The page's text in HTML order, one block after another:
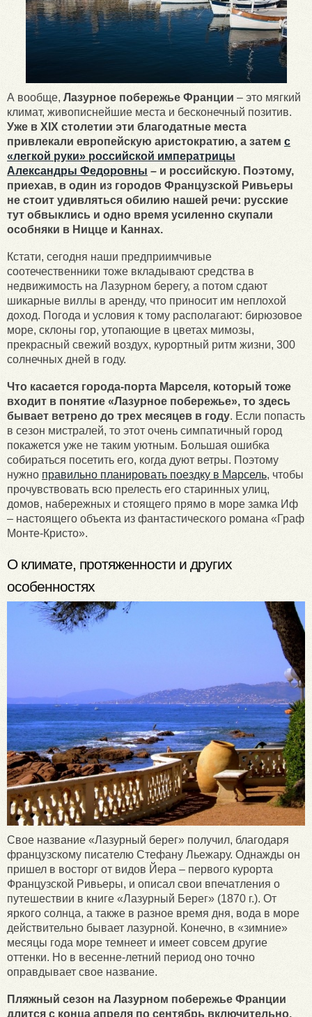
А вообще, Лазурное побережье Франции – это мягкий
климат, живописнейшие места и бесконечный позитив.
Уже в XIX столетии эти благодатные места
привлекали европейскую аристократию, а затем с
«легкой руки» российской императрицы
Александры Федоровны – и российскую. Поэтому,
приехав, в один из городов Французской Ривьеры
не стоит удивляться обилию нашей речи: русские
тут обвыклись и одно время усиленно скупали
особняки в Ницце и Каннах.
Кстати, сегодня наши предприимчивые
соотечественники тоже вкладывают средства в
недвижимость на Лазурном берегу, а потом сдают
шикарные виллы в аренду, что приносит им неплохой
доход. Погода и условия к тому располагают: бирюзовое
море, склоны гор, утопающие в цветах мимозы,
прекрасный свежий воздух, курортный ритм жизни, 300
солнечных дней в году.
Что касается города-порта Марселя, который тоже
входит в понятие «Лазурное побережье», то здесь
бывает ветрено до трех месяцев в году. Если попасть
в сезон мистралей, то этот очень симпатичный город
покажется уже не таким уютным. Большая ошибка
собираться посетить его, когда дуют ветры. Поэтому
нужно правильно планировать поездку в Марсель, чтобы
прочувствовать всю прелесть его старинных улиц,
домов, набережных и стоящего прямо в море замка Иф
– настоящего объекта из фантастического романа «Граф
Монте-Кристо».
О климате, протяженности и других
особенностях
Свое название «Лазурный берег» получил, благодаря
французскому писателю Стефану Льежару. Однажды он
пришел в восторг от видов Йера – первого курорта
Французской Ривьеры, и описал свои впечатления о
путешествии в книге «Лазурный Берег» (1870 г.). От
яркого солнца, а также в разное время дня, вода в море
действительно бывает лазурной. Конечно, в «зимние»
месяцы года море темнеет и имеет совсем другие
оттенки. Но в весенне-летний период оно точно
оправдывает свое название.
Пляжный сезон на Лазурном побережье Франции
длится с конца апреля по сентябрь включительно.